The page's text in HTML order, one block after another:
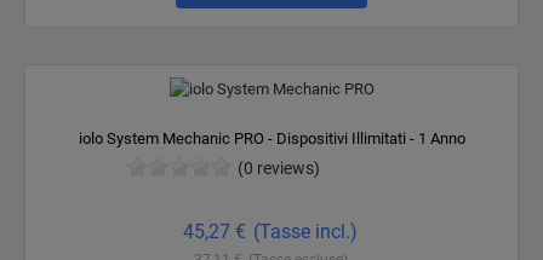
iolo System Mechanic PRO - Dispositivi Illimitati - 1 Anno
(0 reviews)
45,27 € (Tasse incl.)